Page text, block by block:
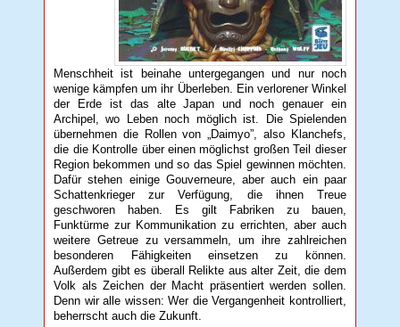
Menschheit ist beinahe untergegangen und nur noch
wenige kämpfen um ihr Überleben. Ein verlorener Winkel
der Erde ist das alte Japan und noch genauer ein
Archipel, wo Leben noch möglich ist. Die Spielenden
übernehmen die Rollen von „Daimyo”, also Klanchefs,
die die Kontrolle über einen möglichst großen Teil dieser
Region bekommen und so das Spiel gewinnen möchten.
Dafür stehen einige Gouverneure, aber auch ein paar
Schattenkrieger zur Verfügung, die ihnen Treue
geschworen haben. Es gilt Fabriken zu bauen,
Funktürme zur Kommunikation zu errichten, aber auch
weitere Getreue zu versammeln, um ihre zahlreichen
besonderen Fähigkeiten einsetzen zu können.
Außerdem gibt es überall Relikte aus alter Zeit, die dem
Volk als Zeichen der Macht präsentiert werden sollen.
Denn wir alle wissen: Wer die Vergangenheit kontrolliert,
beherrscht auch die Zukunft.